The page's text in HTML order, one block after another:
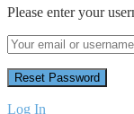
Please enter your
Log In